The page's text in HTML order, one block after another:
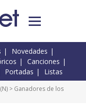
Novedades
Canciones
Portadas Listas
(N) > Ganadores de los